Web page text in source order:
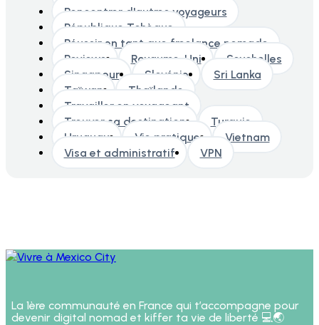
Rencontrer d'autres voyageurs
République Tchèque
Réussir en tant que freelance nomade
Reviews
Royaume-Uni
Seychelles
Singapour
Slovénie
Sri Lanka
Taïwan
Thaïlande
Travailler en voyageant
Trouver sa destination
Turquie
Uruguay
Vie pratique
Vietnam
Visa et administratif
VPN
La 1ère communauté en France qui t’accompagne pour
devenir digital nomad et kiffer ta vie de liberté 💻🌏